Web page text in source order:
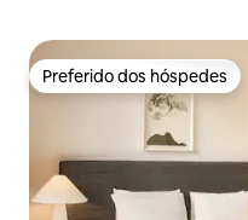
Preferido dos hóspedes
Preferido dos hóspedes